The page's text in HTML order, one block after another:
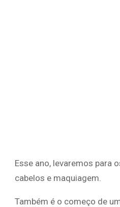
Esse ano, levaremos para
cabelos e maquiagem.
Também é o começo de